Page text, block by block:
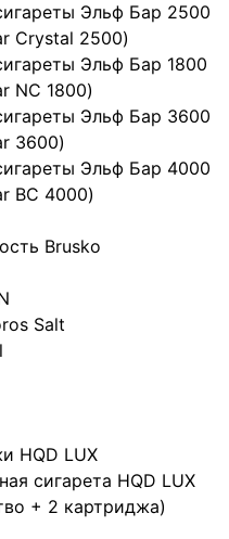
Эльф Бар 2500
Crystal 2500)
Эльф Бар 1800
NC 1800)
Эльф Бар 3600
3600)
Эльф Бар 4000
BC 4000)
Brusko
Salt
HQD LUX
сигарета HQD LUX
+ 2 картриджа)